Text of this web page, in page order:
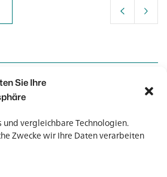
Sie Ihre
vergleichbare Technologien.
Zwecke wir Ihre Daten verarbeiten
Kontakt
Kontakt
Newsletter
Newsletter